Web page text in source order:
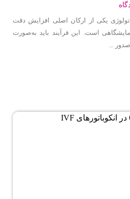
یکی از ارکان اصلی افزایش دقت
است. این فرآیند باید به‌صورت
...